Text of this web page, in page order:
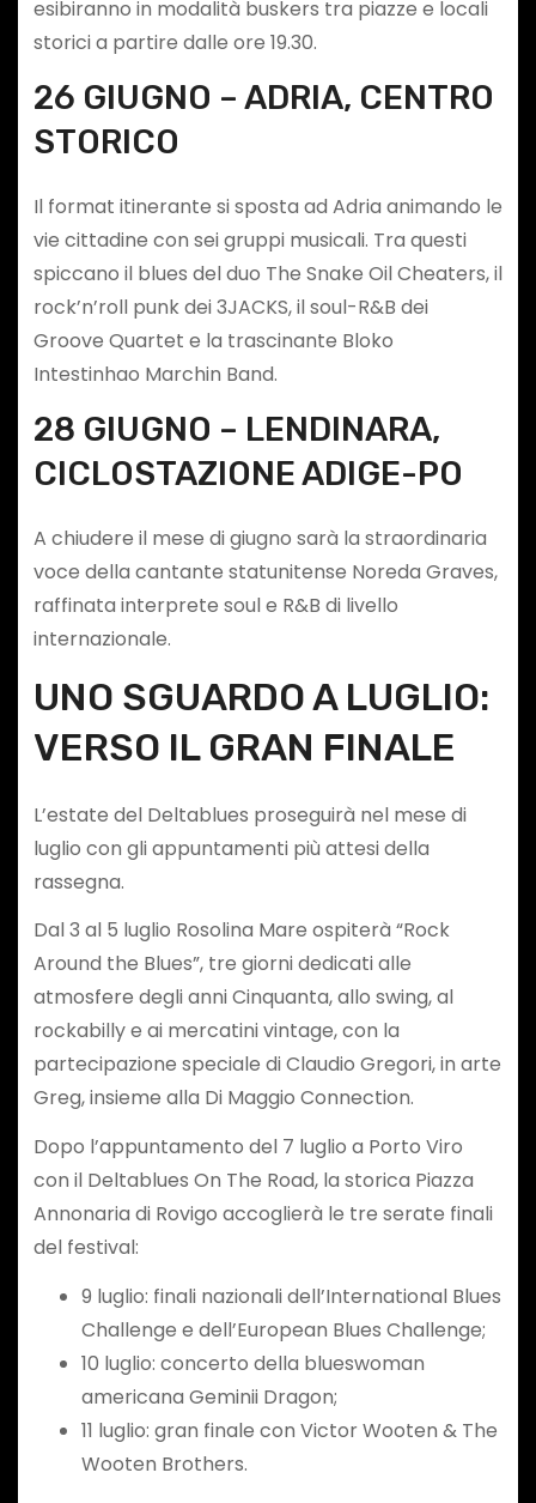
esibiranno in modalità buskers tra piazze e locali
storici a partire dalle ore 19.30.
26 GIUGNO – ADRIA, CENTRO
STORICO
Il format itinerante si sposta ad Adria animando le
vie cittadine con sei gruppi musicali. Tra questi
spiccano il blues del duo The Snake Oil Cheaters, il
rock’n’roll punk dei 3JACKS, il soul-R&B dei
Groove Quartet e la trascinante Bloko
Intestinhao Marchin Band.
28 GIUGNO – LENDINARA,
CICLOSTAZIONE ADIGE-PO
A chiudere il mese di giugno sarà la straordinaria
voce della cantante statunitense Noreda Graves,
raffinata interprete soul e R&B di livello
internazionale.
UNO SGUARDO A LUGLIO:
VERSO IL GRAN FINALE
L’estate del Deltablues proseguirà nel mese di
luglio con gli appuntamenti più attesi della
rassegna.
Dal 3 al 5 luglio Rosolina Mare ospiterà “Rock
Around the Blues”, tre giorni dedicati alle
atmosfere degli anni Cinquanta, allo swing, al
rockabilly e ai mercatini vintage, con la
partecipazione speciale di Claudio Gregori, in arte
Greg, insieme alla Di Maggio Connection.
Dopo l’appuntamento del 7 luglio a Porto Viro
con il Deltablues On The Road, la storica Piazza
Annonaria di Rovigo accoglierà le tre serate finali
del festival:
9 luglio: finali nazionali dell’International Blues
Challenge e dell’European Blues Challenge;
10 luglio: concerto della blueswoman
americana Geminii Dragon;
11 luglio: gran finale con Victor Wooten & The
Wooten Brothers.